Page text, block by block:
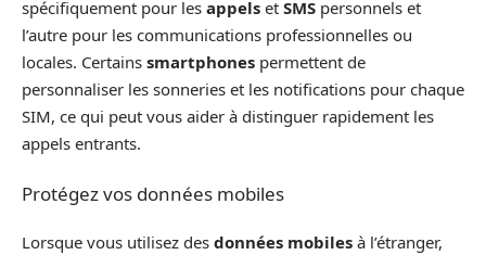
spécifiquement pour les appels et SMS personnels et
l’autre pour les communications professionnelles ou
locales. Certains smartphones permettent de
personnaliser les sonneries et les notifications pour chaque
SIM, ce qui peut vous aider à distinguer rapidement les
appels entrants.
Protégez vos données mobiles
Lorsque vous utilisez des données mobiles à l’étranger,